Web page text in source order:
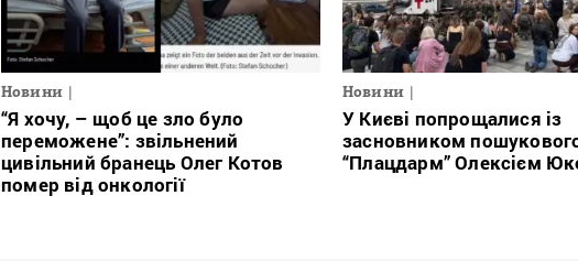
Новини
“Я хочу, – щоб це зло було
переможене”: звільнений
цивільний бранець Олег Котов
помер від онкології
Новини
У Києві попрощалися із
засновником
“Плацдарм” Олексієм